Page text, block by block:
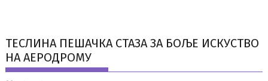
ТЕСЛИНА ПЕШАЧКА СТАЗА ЗА БОЉЕ ИСКУСТВО
НА АЕРОДРОМУ